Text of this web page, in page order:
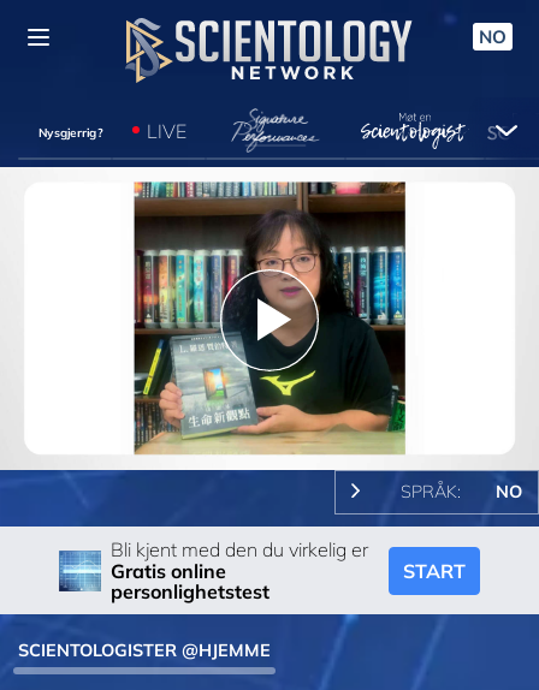
NO
Nysgjerrig? LIVE
Play
Video
SPRÅK: NO
Bli kjent med den du virkelig er
Gratis online
personlighetstest
START
SCIENTOLOGISTER @HJEMME